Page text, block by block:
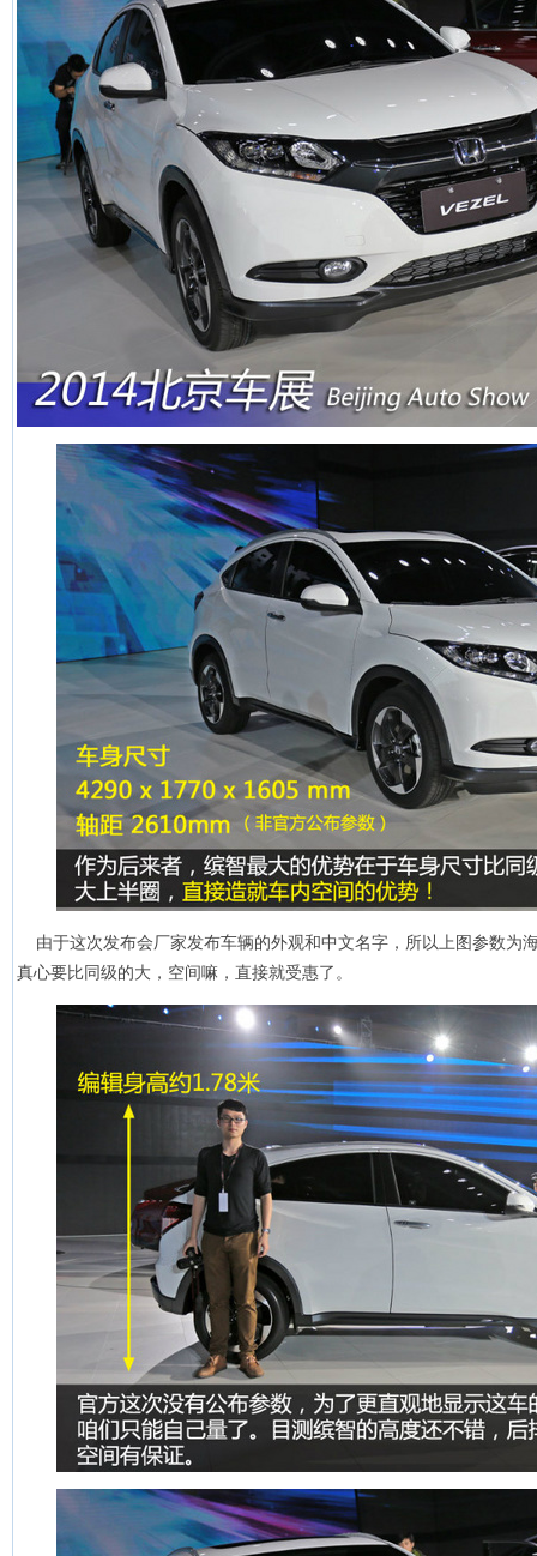
由于这次发布会厂家发布车辆的外观和中文名字，所以上图参数为
真心要比同级的大，空间嘛，直接就受惠了。